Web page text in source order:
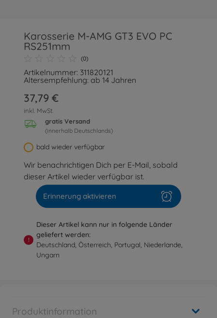
Karosserie M-AMG GT3 EVO PC
RS251mm
(0)
Artikelnummer: 311820121
Altersempfehlung: ab 14 Jahren
37,79 €
inkl. MwSt.
gratis Versand
(innerhalb Deutschlands)
bald wieder verfügbar
Wir benachrichtigen Dich per E-Mail, sobald
dieser Artikel wieder verfügbar ist.
Erinnerung aktivieren
!
Dieser Artikel kann nur in folgende Länder
geliefert werden:
Deutschland, Österreich, Portugal, Niederlande,
Ungarn
Produktinformation